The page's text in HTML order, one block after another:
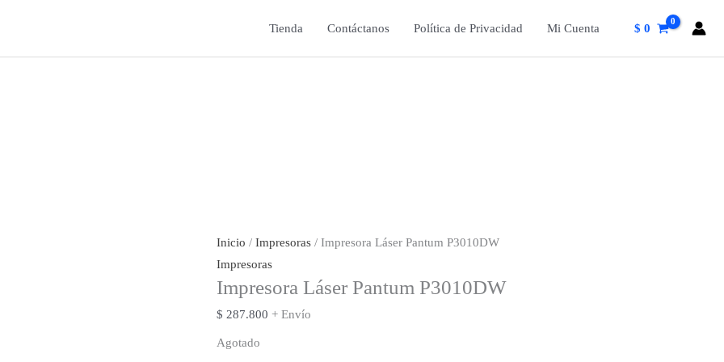
Tienda Contáctanos Política de Privacidad Mi Cuenta $ 0
Inicio / Impresoras / Impresora Láser Pantum P3010DW
Impresoras
Impresora Láser Pantum P3010DW
$ 287.800 + Envío
Agotado